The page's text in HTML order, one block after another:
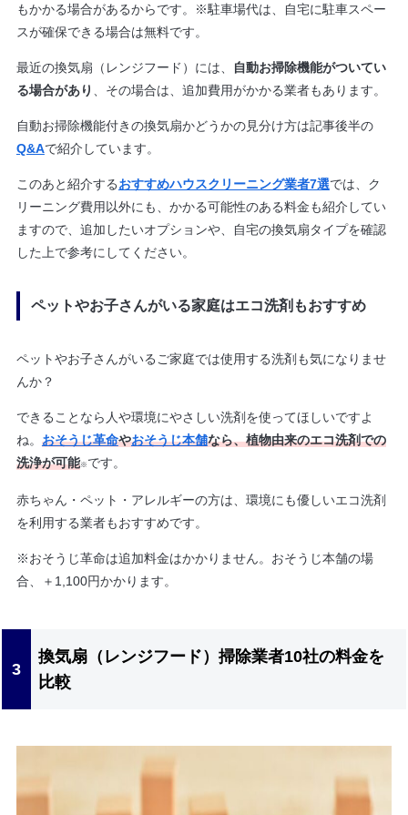
もかかる場合があるからです。※駐車場代は、自宅に駐車スペー
スが確保できる場合は無料です。
最近の換気扇（レンジフード）には、
自動お掃除機能がついてい
る場合があり
、その場合は、追加費用がかかる業者もあります。
自動お掃除機能付きの換気扇かどうかの見分け方は記事後半の
Q&Aで紹介しています。
このあと紹介するおすすめハウスクリーニング業者7選では、ク
リーニング費用以外にも、かかる可能性のある料金も紹介してい
ますので、追加したいオプションや、自宅の換気扇タイプを確認
した上で参考にしてください。
ペットやお子さんがいる家庭はエコ洗剤もおすすめ
ペットやお子さんがいるご家庭では使用する洗剤も気になりませ
んか？
できることなら人や環境にやさしい洗剤を使ってほしいですよ
ね。 おそうじ革命やおそうじ本舗なら、植物由来のエコ洗剤での
洗浄が可能※ です。
赤ちゃん・ペット・アレルギーの方は、環境にも優しいエコ洗剤
を利用する業者もおすすめです。
※おそうじ革命は追加料金はかかりません。おそうじ本舗の場
合、＋1,100円かかります。
換気扇（レンジフード）掃除業者10社の料金を
比較